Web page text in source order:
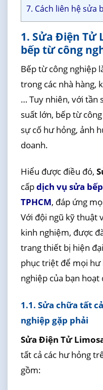
7. Cách liên hệ sửa
1. Sửa Điện Tử
bếp từ công
Bếp từ công nghiệp
trong các nhà hàng,
… Tuy nhiên, với tần
suất lớn, bếp từ
sự cố hư hỏng, ảnh
doanh.
Hiểu được điều đó,
cấpdịch vụ sửa
TPHCM, đáp ứng
Với đội ngũ kỹ thuật
kinh nghiệm, được
trang thiết bị hiện
phục triệt để mọi hư
nghiệp của bạn
1.1. Sửa chữa tất
nghiệp gặp phải
Sửa Điện Tử
tất cả các hư hỏng
gồm: